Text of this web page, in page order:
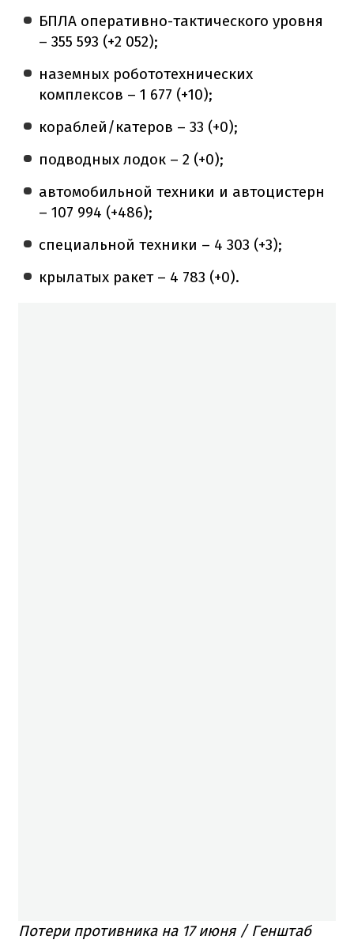
БПЛА оперативно-тактического уровня
– 355 593 (+2 052);
наземных робототехнических
комплексов – 1 677 (+10);
кораблей/катеров – 33 (+0);
подводных лодок – 2 (+0);
автомобильной техники и автоцистерн
– 107 994 (+486);
специальной техники – 4 303 (+3);
крылатых ракет – 4 783 (+0).
Потери противника на 17 июня / Генштаб